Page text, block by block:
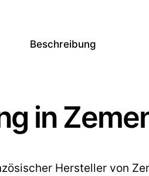
Beschreibung
in
Hersteller von